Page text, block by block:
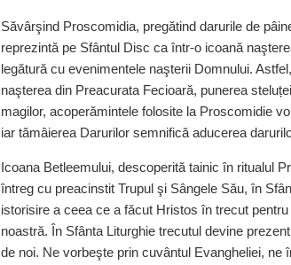
Săvârşind Proscomidia, pregătind darurile de
reprezintă pe Sfântul Disc ca într-o icoană
legătură cu evenimentele naşterii Domnului.
naşterea din Preacurata Fecioară, punerea
magilor, acoperămintele folosite la Proscomidie
iar tămâierea Darurilor semnifică aducerea
Icoana Betleemului, descoperită tainic în ritualul
întreg cu preacinstit Trupul şi Sângele Său, în
istorisire a ceea ce a făcut Hristos în trecut
noastră. În Sfânta Liturghie trecutul devine
de noi. Ne vorbeşte prin cuvântul Evangheliei,